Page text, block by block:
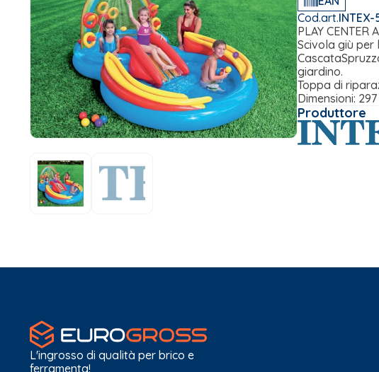
Cod.art.INTEX-
PLAY CENTER
Scivola giù
giardino.
Toppa di
Dimensioni: 297
Produttore
L'ingrosso di qualità per brico e
ferramenta!